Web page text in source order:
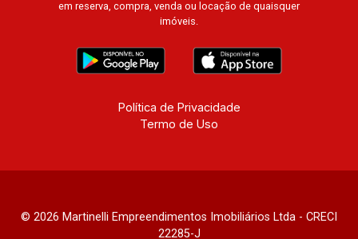
em reserva, compra, venda ou locação de quaisquer
imóveis.
Política de Privacidade
Termo de Uso
© 2026 Martinelli Empreendimentos Imobiliários Ltda - CRECI
22285-J